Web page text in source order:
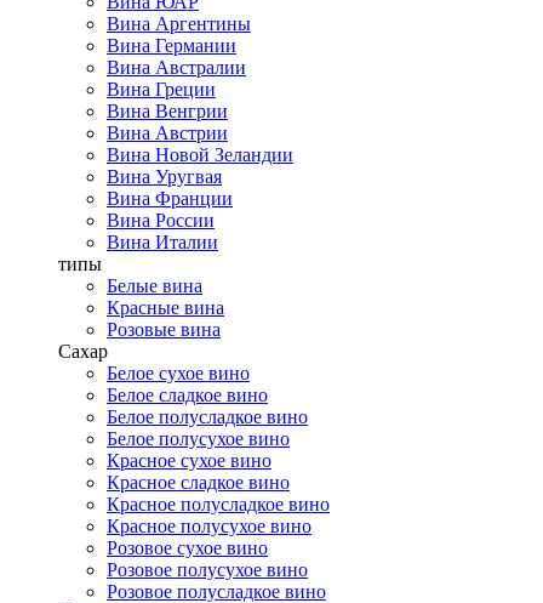
Вина Аргентины
Вина Германии
Вина Австралии
Вина Греции
Вина Венгрии
Вина Австрии
Вина Новой Зеландии
Вина Уругвая
Вина Франции
Вина России
Вина Италии
типы
Белые вина
Красные вина
Розовые вина
Сахар
Белое сухое вино
Белое сладкое вино
Белое полусладкое вино
Белое полусухое вино
Красное сухое вино
Красное сладкое вино
Красное полусладкое вино
Красное полусухое вино
Розовое сухое вино
Розовое полусухое вино
Розовое полусладкое вино